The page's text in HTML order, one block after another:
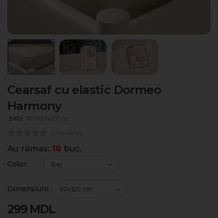
Cearsaf cu elastic Dormeo
Harmony
SKU:
Au rămas: 18 buc.
Color:
Dimensiuni:
299 MDL